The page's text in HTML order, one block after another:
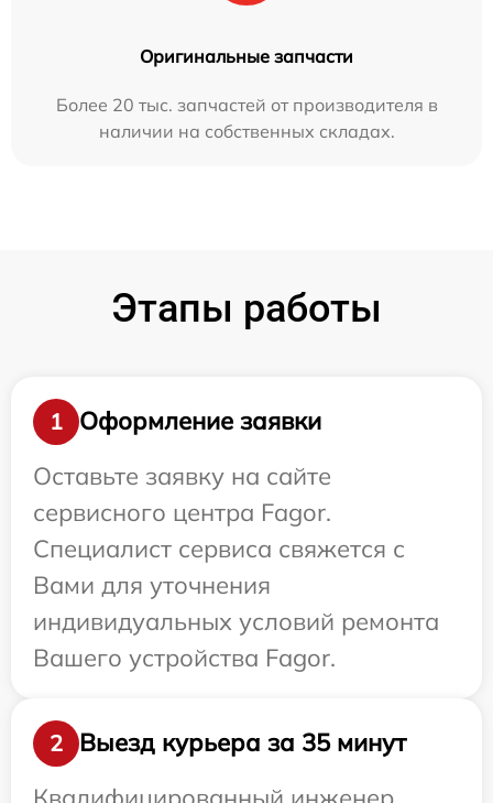
Оригинальные запчасти
Более 20 тыс. запчастей от производителя в
наличии на собственных складах.
Этапы работы
1
Оформление заявки
Оставьте заявку на сайте
сервисного центра Fagor.
Специалист сервиса свяжется с
Вами для уточнения
индивидуальных условий ремонта
Вашего устройства Fagor.
2
Выезд курьера за 35 минут